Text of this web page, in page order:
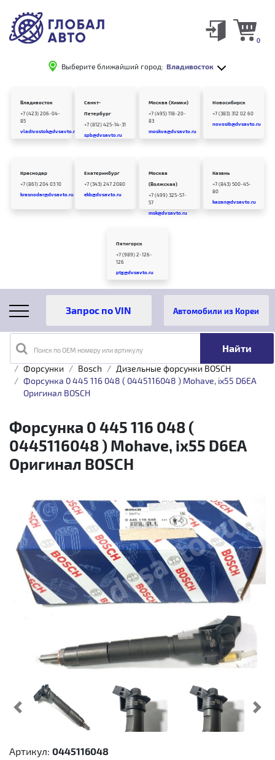
Выберите ближайший город: Владивосток
0
Владивосток
+7 (423) 206-04-
85
vladivostok@dvsavto.ru
Санкт-
Петербург
+7 (812) 425-14-31
spb@dvsavto.ru
Москва (Химки)
+7 (495) 118-20-
83
moskva@dvsavto.ru
Новосибирск
+7 (383) 312 02 60
novosib@dvsavto.ru
Краснодар
+7 (861) 204 03 10
krasnodar@dvsavto.ru
Екатеринбург
+7 (343) 247 2080
ekb@dvsavto.ru
Москва
(Волжская)
+7 (499) 325-57-
57
msk@dvsavto.ru
Казань
+7 (843) 500-45-
80
kazan@dvsavto.ru
Пятигорск
+7 (989) 2-126-
126
ptg@dvsavto.ru
Поиск по OEM номеру или артикулу
Автомобили из Кореи
Главная Каталог товаров
Топливная аппаратура
Форсунки
Bosch
Дизельные форсунки BOSCH
Форсунка 0 445 116 048 ( 0445116048 ) Mohave, ix55 D6EA
Оригинал BOSCH
Форсунка 0 445 116 048 (
0445116048 ) Mohave, ix55 D6EA
Оригинал BOSCH
Предыдущий
Артикул: 0445116048